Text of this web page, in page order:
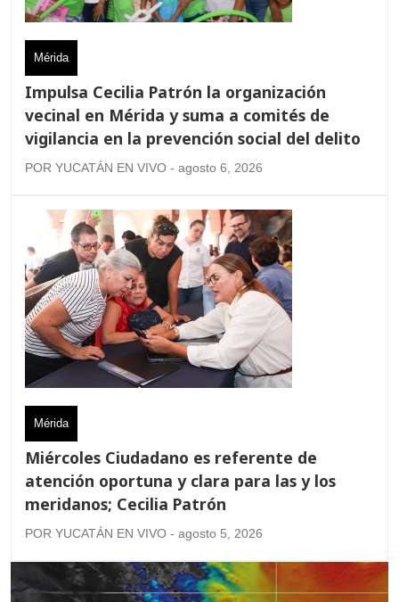
Mérida
Impulsa Cecilia Patrón la organización
vecinal en Mérida y suma a comités de
vigilancia en la prevención social del delito
POR YUCATÁN EN VIVO - agosto 6, 2026
Mérida
Miércoles Ciudadano es referente de
atención oportuna y clara para las y los
meridanos; Cecilia Patrón
POR YUCATÁN EN VIVO - agosto 5, 2026